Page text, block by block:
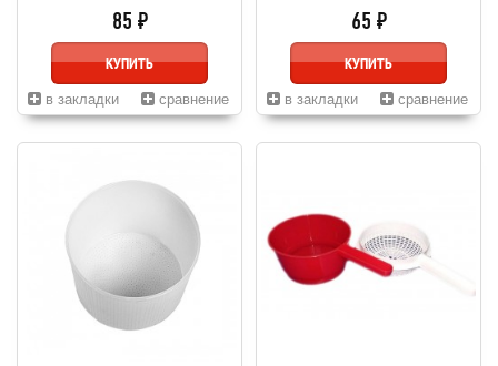
85 ₽
КУПИТЬ
в закладки сравнение
65 ₽
КУПИТЬ
в закладки сравнение